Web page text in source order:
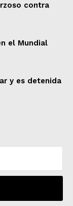
contra
el Mundial
y es detenida